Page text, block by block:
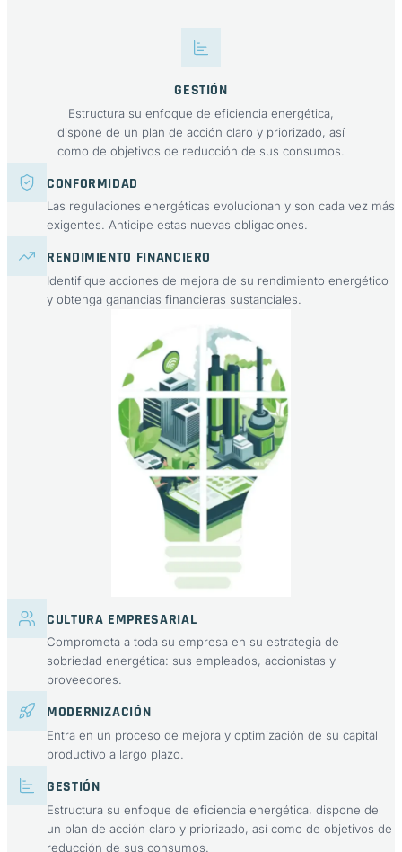
GESTIÓN
Estructura su enfoque de eficiencia energética,
dispone de un plan de acción claro y priorizado, así
como de objetivos de reducción de sus consumos.
CONFORMIDAD
Las regulaciones energéticas evolucionan y son cada vez más
exigentes. Anticipe estas nuevas obligaciones.
RENDIMIENTO FINANCIERO
Identifique acciones de mejora de su rendimiento energético
y obtenga ganancias financieras sustanciales.
CULTURA EMPRESARIAL
Comprometa a toda su empresa en su estrategia de
sobriedad energética: sus empleados, accionistas y
proveedores.
MODERNIZACIÓN
Entra en un proceso de mejora y optimización de su capital
productivo a largo plazo.
GESTIÓN
Estructura su enfoque de eficiencia energética, dispone de
un plan de acción claro y priorizado, así como de objetivos de
reducción de sus consumos.